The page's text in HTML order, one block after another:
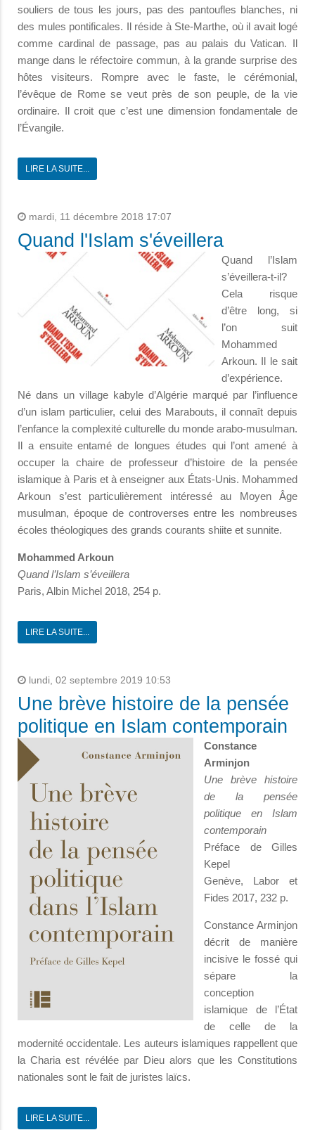
souliers de tous les jours, pas des pantoufles blanches, ni
des mules pontificales. Il réside à Ste-Marthe, où il avait logé
comme cardinal de passage, pas au palais du Vatican. Il
mange dans le réfectoire commun, à la grande surprise des
hôtes visiteurs. Rompre avec le faste, le cérémonial,
l’évêque de Rome se veut près de son peuple, de la vie
ordinaire. Il croit que c’est une dimension fondamentale de
l’Évangile.
LIRE LA SUITE...
mardi, 11 décembre 2018 17:07
Quand l'Islam s'éveillera
Quand l’Islam
s’éveillera-t-il?
Cela risque
d’être long, si
l’on suit
Mohammed
Arkoun. Il le sait
d’expérience.
Né dans un village kabyle d’Algérie marqué par l’influence
d’un islam particulier, celui des Marabouts, il connaît depuis
l’enfance la complexité culturelle du monde arabo-musulman.
Il a ensuite entamé de longues études qui l’ont amené à
occuper la chaire de professeur d’histoire de la pensée
islamique à Paris et à enseigner aux États-Unis. Mohammed
Arkoun s’est particulièrement intéressé au Moyen Âge
musulman, époque de controverses entre les nombreuses
écoles théologiques des grands courants shiite et sunnite.
Mohammed Arkoun
Quand l’Islam s’éveillera
Paris, Albin Michel 2018, 254 p.
LIRE LA SUITE...
lundi, 02 septembre 2019 10:53
Une brève histoire de la pensée
politique en Islam contemporain
Constance
Arminjon
Une brève histoire
de la pensée
politique en Islam
contemporain
Préface de Gilles
Kepel
Genève, Labor et
Fides 2017, 232 p.
Constance Arminjon
décrit de manière
incisive le fossé qui
sépare la
conception
islamique de l’État
de celle de la
modernité occidentale. Les auteurs islamiques rappellent que
la Charia est révélée par Dieu alors que les Constitutions
nationales sont le fait de juristes laïcs.
LIRE LA SUITE...